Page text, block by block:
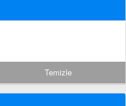
Temizle